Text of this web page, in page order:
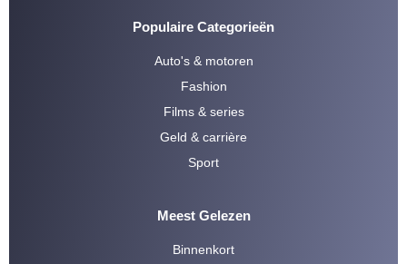
Populaire Categorieën
Auto's & motoren
Fashion
Films & series
Geld & carrière
Sport
Meest Gelezen
Binnenkort